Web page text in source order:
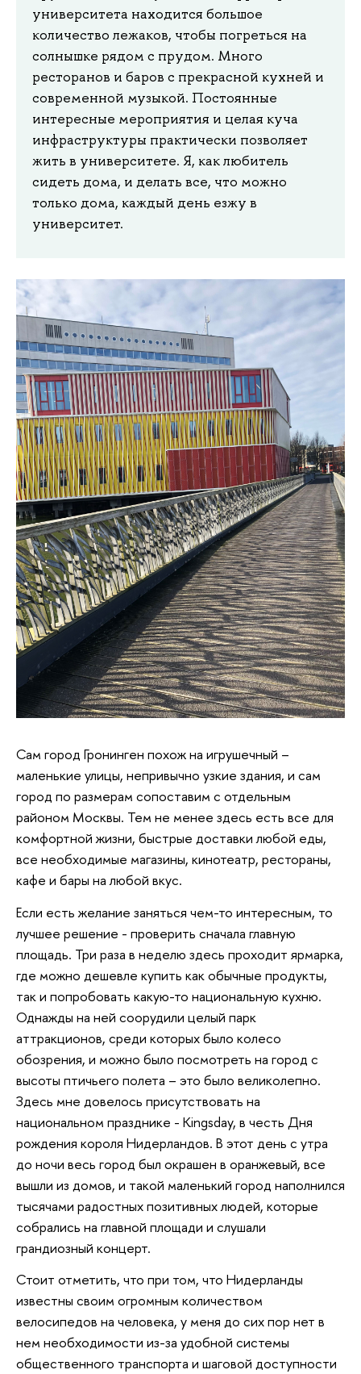
университета находится большое
количество лежаков, чтобы погреться на
солнышке рядом с прудом. Много
ресторанов и баров с прекрасной кухней и
современной музыкой. Постоянные
интересные мероприятия и целая куча
инфраструктуры практически позволяет
жить в университете. Я, как любитель
сидеть дома, и делать все, что можно
только дома, каждый день езжу в
университет.
Сам город Гронинген похож на игрушечный –
маленькие улицы, непривычно узкие здания, и сам
город по размерам сопоставим с отдельным
районом Москвы. Тем не менее здесь есть все для
комфортной жизни, быстрые доставки любой еды,
все необходимые магазины, кинотеатр, рестораны,
кафе и бары на любой вкус.
Если есть желание заняться чем-то интересным, то
лучшее решение - проверить сначала главную
площадь. Три раза в неделю здесь проходит ярмарка,
где можно дешевле купить как обычные продукты,
так и попробовать какую-то национальную кухню.
Однажды на ней соорудили целый парк
аттракционов, среди которых было колесо
обозрения, и можно было посмотреть на город с
высоты птичьего полета – это было великолепно.
Здесь мне довелось присутствовать на
национальном празднике - Kingsday, в честь Дня
рождения короля Нидерландов. В этот день с утра
до ночи весь город был окрашен в оранжевый, все
вышли из домов, и такой маленький город наполнился
тысячами радостных позитивных людей, которые
собрались на главной площади и слушали
грандиозный концерт.
Стоит отметить, что при том, что Нидерланды
известны своим огромным количеством
велосипедов на человека, у меня до сих пор нет в
нем необходимости из-за удобной системы
общественного транспорта и шаговой доступности